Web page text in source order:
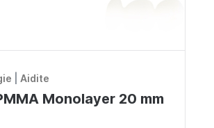
Aidite
Monolayer 20 mm